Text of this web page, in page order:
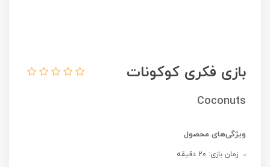
بازی فکری کوکونات
Coconuts
ویژگی‌های محصول
زمان بازی: 20 دقیقه